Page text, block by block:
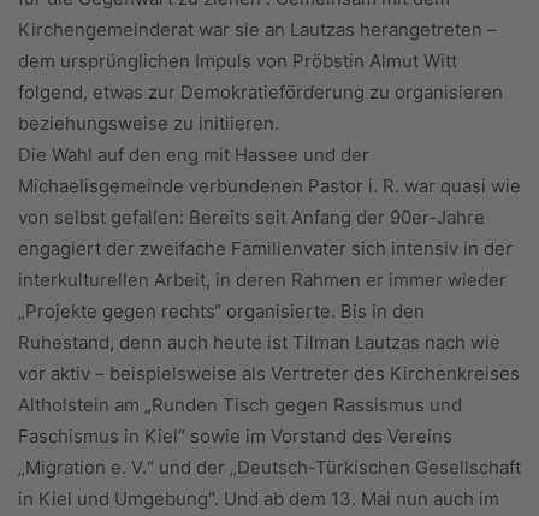
Kirchengemeinderat war sie an Lautzas herangetreten –
dem ursprünglichen Impuls von Pröbstin Almut Witt
folgend, etwas zur Demokratieförderung zu organisieren
beziehungsweise zu ini­tiieren.
Die Wahl auf den eng mit Hassee und der
Michaelisgemeinde verbundenen Pastor i. R. war quasi wie
von selbst gefallen: Bereits seit Anfang der 90er-Jahre
engagiert der zweifache Familienvater sich intensiv in der
interkulturellen Arbeit, in deren Rahmen er immer wieder
„Projekte gegen rechts“ organisierte. Bis in den
Ruhestand, denn auch heute ist Tilman Lautzas nach wie
vor aktiv – beispielsweise als Vertreter des Kirchenkreises
Altholstein am „Runden Tisch gegen Rassismus und
Faschismus in Kiel“ sowie im Vorstand des Vereins
„Migration e. V.“ und der „Deutsch-Türkischen Gesellschaft
in Kiel und Umgebung“. Und ab dem 13. Mai nun auch im